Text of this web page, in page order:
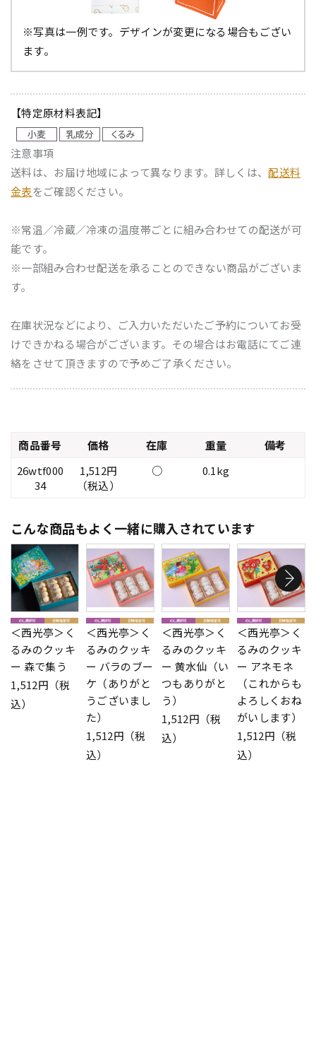
※写真は一例です。デザインが変更になる場合もござい
ます。
【特定原材料表記】
注意事項
送料は、お届け地域によって異なります。詳しくは、配送料
金表をご確認ください。
※常温／冷蔵／冷凍の温度帯ごとに組み合わせての配送が可
能です。
※一部組み合わせ配送を承ることのできない商品がございま
す。
在庫状況などにより、ご入力いただいたご予約についてお受
けできかねる場合がございます。その場合はお電話にてご連
絡をさせて頂きますので予めご了承ください。
商品番号 価格 在庫 重量
備考
26wtf000
34
1,512円
（税込）
○ 0.1kg
こんな商品もよく一緒に購入されています
＜西光亭＞く
るみのクッキ
ー 森で集う
1,512円（税
込）
＜西光亭＞く
るみのクッキ
ー バラのブー
ケ（ありがと
うございまし
た）
1,512円（税
込）
＜西光亭＞く
るみのクッキ
ー 黄水仙（い
つもありがと
う）
1,512円（税
込）
＜西光亭＞く
るみのクッキ
ー アネモネ
（これからも
よろしくおね
がいします）
1,512円（税
込）